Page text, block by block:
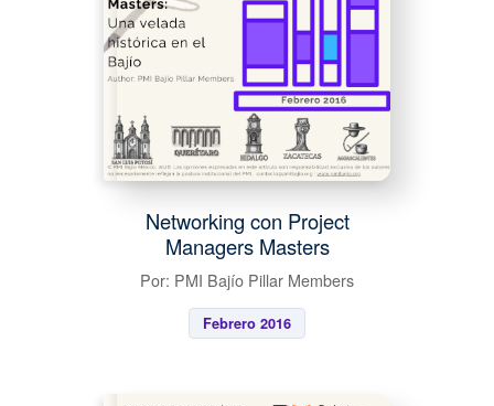
Networking con Project
Managers Masters
Por: PMI Bajío Pillar Members
Febrero 2016